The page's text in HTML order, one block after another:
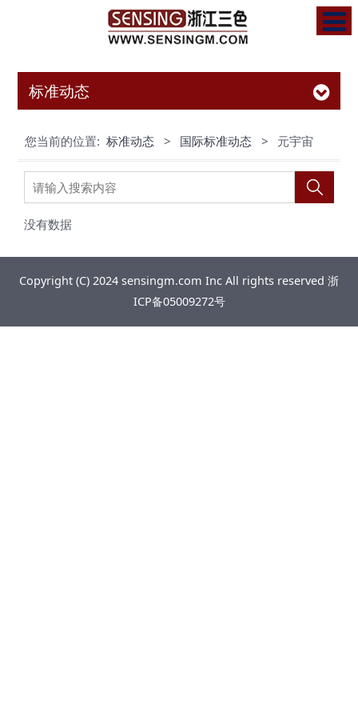
标准动态
您当前的位置:标准动态 > 国际标准动态 > 元宇宙
没有数据
Copyright (C) 2024 sensingm.com Inc All rights reserved 浙
ICP备05009272号